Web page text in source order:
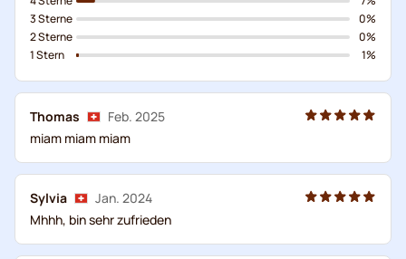
3 Sterne
2 Sterne
1 Stern
0%
0%
1%
Thomas
Feb. 2025
miam miam miam
Sylvia
Jan. 2024
Mhhh, bin sehr zufrieden